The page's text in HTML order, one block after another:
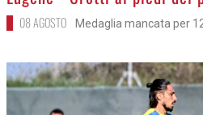
08 AGOSTO Medaglia mancata per